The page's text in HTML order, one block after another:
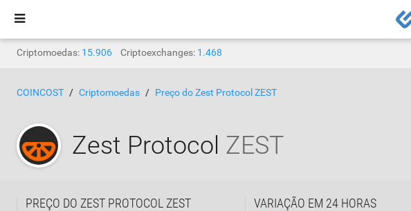
Criptomoedas: 15.906 Criptoexchanges: 1.468
COINCOST Criptomoedas Preço do Zest Protocol ZEST
Zest Protocol ZEST
PREÇO DO ZEST PROTOCOL ZEST VARIAÇÃO EM 24 HORAS